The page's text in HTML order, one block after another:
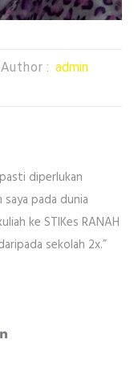
Author : admin
diperlukan
pada dunia
ke STIKes RANAH
sekolah 2x.”